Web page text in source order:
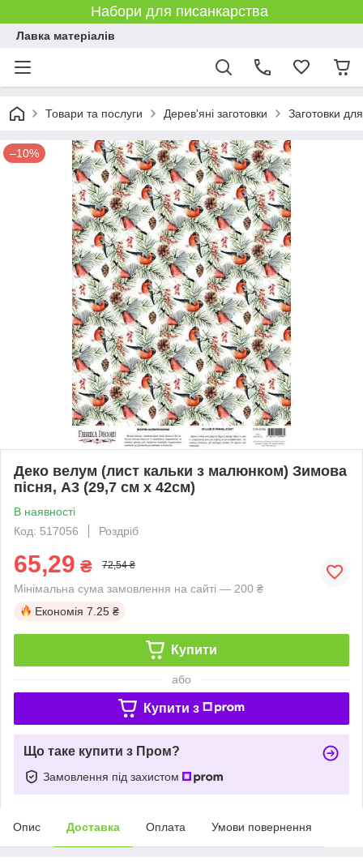
Набори для писанкарства
Лавка матеріалів
Товари та послуги Дерев'яні заготовки Заготовки
–10%
Деко велум (лист кальки з малюнком) Зимова
пісня, А3 (29,7 см х 42см)
В наявності
Код: 517056
Роздріб
65,29 ₴ 72,54 ₴
Мінімальна сума замовлення на сайті — 200 ₴
Економія 7.25 ₴
Купити
або
Купити з
Що таке купити з Пром?
Замовлення під захистом
Опис Доставка Оплата Умови повернення